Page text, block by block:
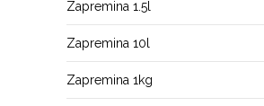
Zapremina 1.5l
Zapremina 10l
Zapremina 1kg